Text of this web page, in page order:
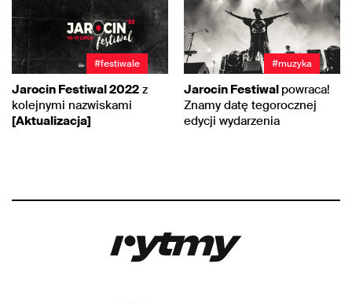
#festiwale
Jarocin Festiwal 2022 z
kolejnymi nazwiskami
[Aktualizacja]
#muzyka
Jarocin Festiwal powraca!
Znamy datę tegorocznej
edycji wydarzenia